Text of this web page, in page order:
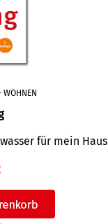
WOHNEN
für mein Haus